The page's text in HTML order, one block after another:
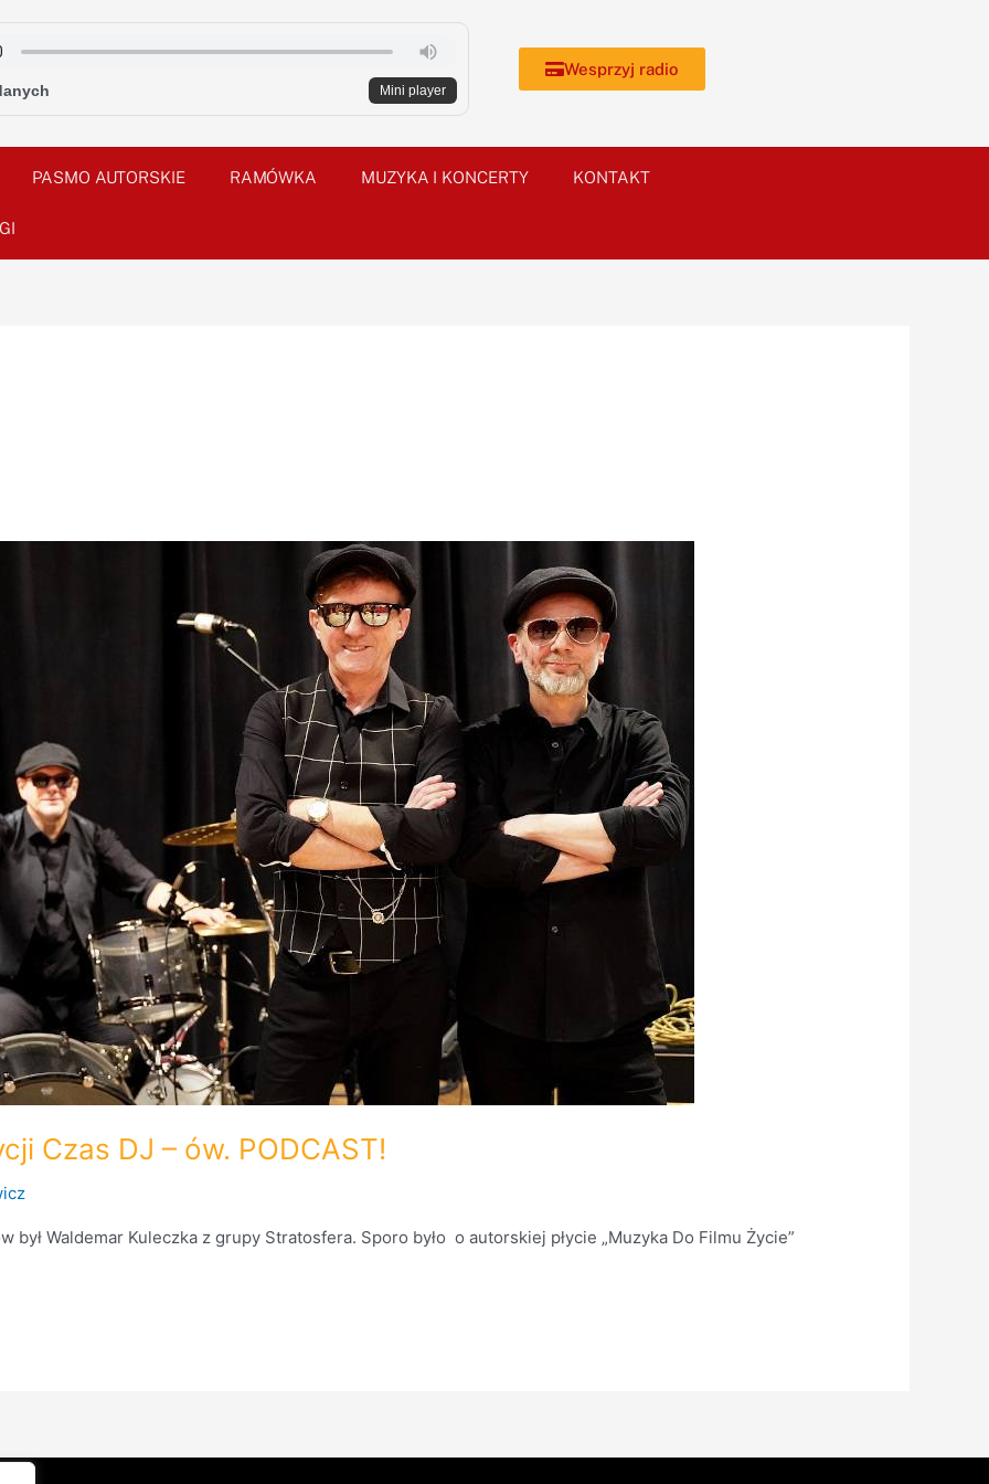
Mini player
Wesprzyj radio
PASMO AUTORSKIE RAMÓWKA MUZYKA I KONCERTY KONTAKT
Czas DJ – ów. PODCAST!
był Waldemar Kuleczka z grupy Stratosfera. Sporo było o autorskiej płycie „Muzyka Do Filmu Życie”